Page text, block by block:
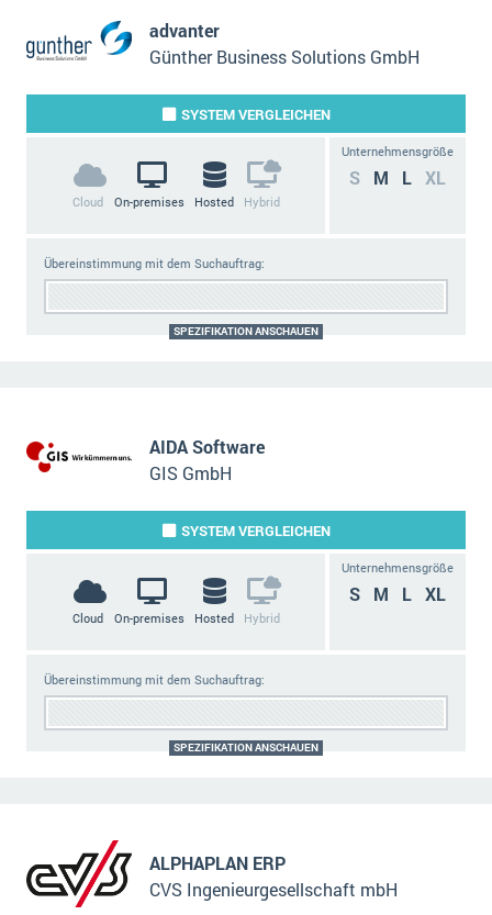
advanter
Günther Business Solutions GmbH
SYSTEMVERGLEICHEN
Cloud On-premises Hosted Hybrid
Unternehmensgröße
S M L XL
Übereinstimmung mit dem Suchauftrag:
SPEZIFIKATION ANSCHAUEN
AIDA Software
GIS GmbH
SYSTEMVERGLEICHEN
Cloud On-premises Hosted Hybrid
Unternehmensgröße
S M L XL
Übereinstimmung mit dem Suchauftrag:
SPEZIFIKATION ANSCHAUEN
ALPHAPLAN ERP
CVS Ingenieurgesellschaft mbH